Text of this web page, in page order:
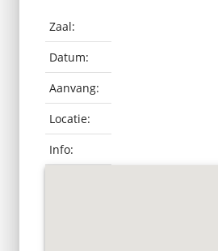
Zaal:
Datum:
Aanvang:
Locatie:
Info: